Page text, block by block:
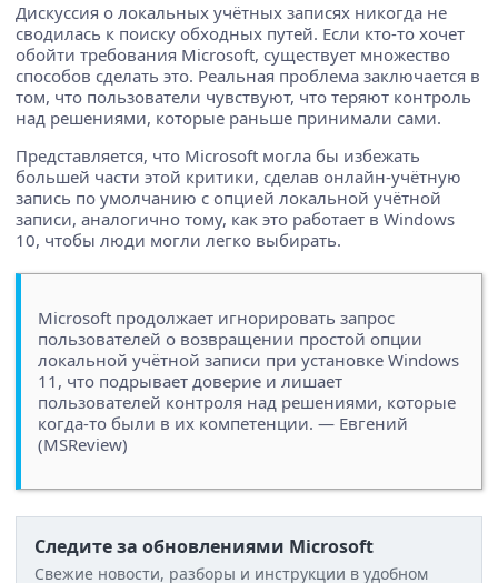
Дискуссия о локальных учётных записях никогда не
сводилась к поиску обходных путей. Если кто-то хочет
обойти требования Microsoft, существует множество
способов сделать это. Реальная проблема заключается в
том, что пользователи чувствуют, что теряют контроль
над решениями, которые раньше принимали сами.
Представляется, что Microsoft могла бы избежать
большей части этой критики, сделав онлайн-учётную
запись по умолчанию с опцией локальной учётной
записи, аналогично тому, как это работает в Windows
10, чтобы люди могли легко выбирать.
Microsoft продолжает игнорировать запрос
пользователей о возвращении простой опции
локальной учётной записи при установке Windows
11, что подрывает доверие и лишает
пользователей контроля над решениями, которые
когда-то были в их компетенции. — Евгений
(MSReview)
Следите за обновлениями Microsoft
Свежие новости, разборы и инструкции в удобном